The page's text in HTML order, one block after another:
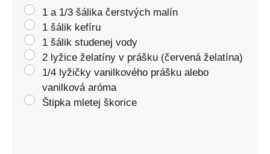
1 a 1/3 šálika čerstvých malín
1 šálik kefíru
1 šálik studenej vody
2 lyžice želatíny v prášku (červená želatína)
1/4 lyžičky vanilkového prášku alebo
vanilková aróma
Štipka mletej škorice